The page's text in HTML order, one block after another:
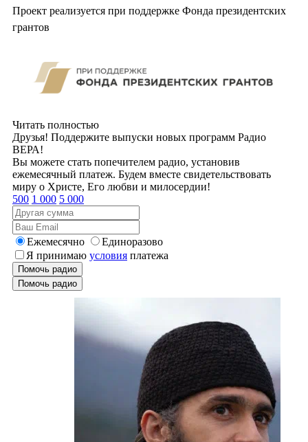
Проект реализуется при поддержке Фонда президентских
грантов
Читать полностью
Друзья! Поддержите выпуски новых программ Радио
ВЕРА!
Вы можете стать попечителем радио, установив
ежемесячный платеж. Будем вместе свидетельствовать
миру о Христе, Его любви и милосердии!
500 1 000 5 000
Ежемесячно
Единоразово
Я принимаю условия платежа
Помочь радио
Помочь радио